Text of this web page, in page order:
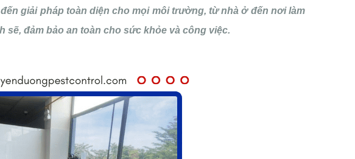
giải pháp toàn diện cho mọi môi trường, từ nhà ở đến nơi làm
đảm bảo an toàn cho sức khỏe và công việc.